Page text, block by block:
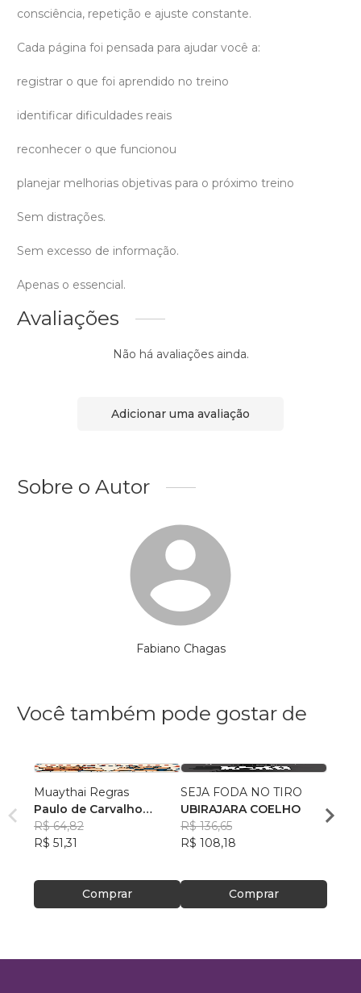
consciência, repetição e ajuste constante.
Cada página foi pensada para ajudar você a:
registrar o que foi aprendido no treino
identificar dificuldades reais
reconhecer o que funcionou
planejar melhorias objetivas para o próximo treino
Sem distrações.
Sem excesso de informação.
Apenas o essencial.
Avaliações
Não há avaliações ainda.
Adicionar uma avaliação
Sobre o Autor
Fabiano Chagas
Você também pode gostar de
Muaythai Regras
Paulo de Carvalho
Ferreira
R$ 64,82
R$ 51,31
Comprar
SEJA FODA NO TIRO
UBIRAJARA COELHO
R$ 136,65
R$ 108,18
Comprar